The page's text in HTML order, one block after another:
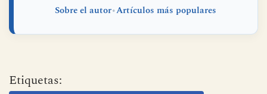
Sobre el autor•Artículos más populares
Etiquetas: